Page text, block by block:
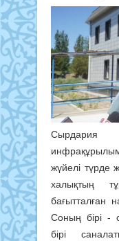
Сырдария
жүйелі түрде
халықтың
бағытталған
Соның бірі -
бірі